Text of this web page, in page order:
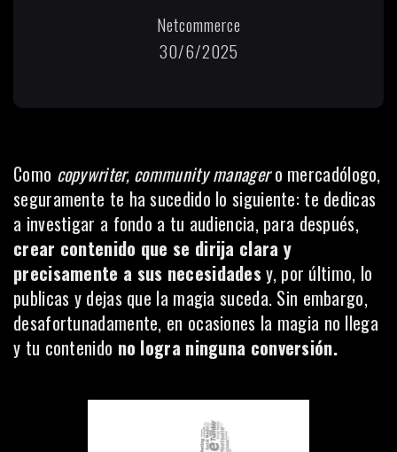
Netcommerce
30/6/2025
Como copywriter, community managero mercadólogo,
seguramente te ha sucedido lo siguiente: te dedicas
a investigar a fondo a tu audiencia, para después,
crear contenido que se dirija clara y
precisamente a sus necesidadesy, por último, lo
publicas y dejas que la magia suceda. Sin embargo,
desafortunadamente, en ocasiones la magia no llega
y tu contenido no logra ninguna conversión.